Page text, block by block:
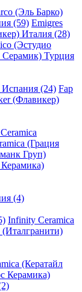
(Эль Барко)
(59) Emigres
Италия (28)
(Эстудио
Турция
(24) Fap
(Флавикер)
(Грация
Груп)
Керамика)
(4)
Infinity Ceramica
(Кератайл
Керамика)